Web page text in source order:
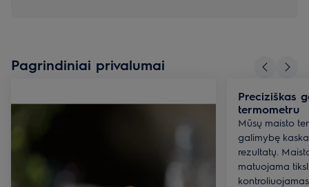
Pagrindiniai privalumai
Preciziškas
termometru
Mūsų maisto
galimybę
rezultatų.
matuojama